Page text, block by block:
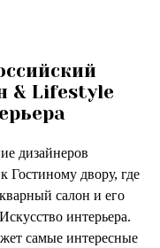
& Lifestyle
дизайнеров
Гостиному двору, где
салон и его
интерьера.
самые интересные